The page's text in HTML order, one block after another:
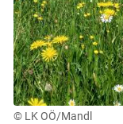
© LK OÖ/Mandl